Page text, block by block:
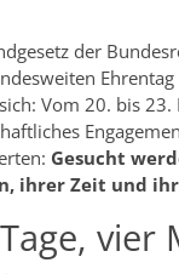
der
Vom 20. bis
Gesucht
ihrer Zeit und
vier